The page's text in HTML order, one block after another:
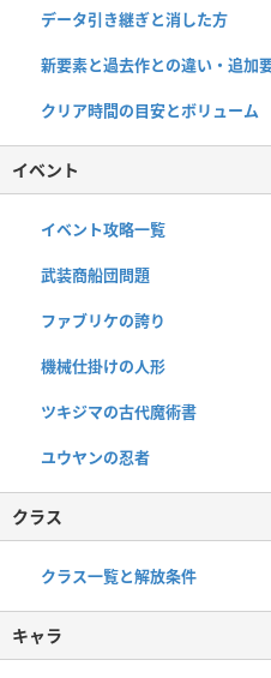
データ引き継ぎと消した方
新要素と過去作との違い・追加
クリア時間の目安とボリューム
イベント
イベント攻略一覧
武装商船団問題
ファブリケの誇り
機械仕掛けの人形
ツキジマの古代魔術書
ユウヤンの忍者
クラス
クラス一覧と解放条件
キャラ